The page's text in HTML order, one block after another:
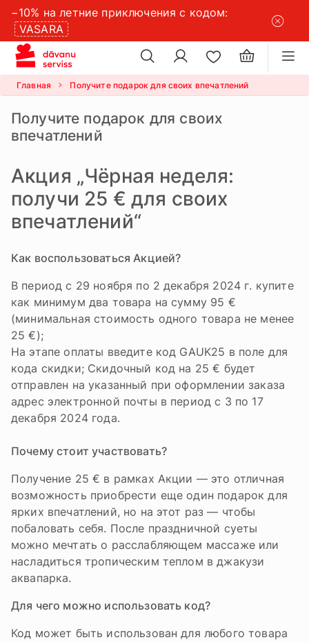
−10% на летние приключения с кодом:
VASARA
×
Главная Получите подарок для своих впечатлений
Получите подарок для своих
впечатлений
Акция „Чёрная неделя:
получи 25 € для своих
впечатлений“
Как воспользоваться Акцией?
В период с 29 ноября по 2 декабря 2024 г. купите
как минимум два товара на сумму 95 €
(минимальная стоимость одного товара не менее
25 €);
На этапе оплаты введите код GAUK25 в поле для
кода скидки; Скидочный код на 25 € будет
отправлен на указанный при оформлении заказа
адрес электронной почты в период с 3 по 17
декабря 2024 года.
Почему стоит участвовать?
Получение 25 € в рамках Акции — это отличная
возможность приобрести еще один подарок для
ярких впечатлений, но на этот раз — чтобы
побаловать себя. После праздничной суеты
можно мечтать о расслабляющем массаже или
насладиться тропическим теплом в джакузи
аквапарка.
Для чего можно использовать код?
Код может быть использован для любого товара
настройки файлов cookie ×